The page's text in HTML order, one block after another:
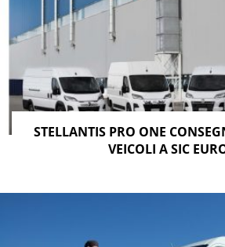
STELLANTIS PRO ONE
VEICOLI A SIC